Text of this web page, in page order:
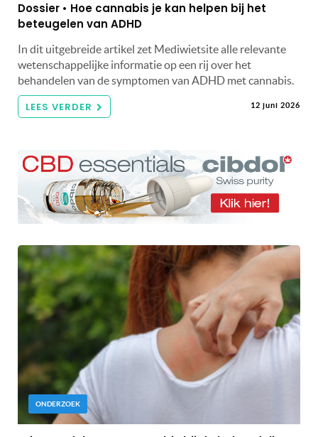
Dossier • Hoe cannabis je kan helpen bij het
beteugelen van ADHD
In dit uitgebreide artikel zet Mediwietsite alle relevante
wetenschappelijke informatie op een rij over het
behandelen van de symptomen van ADHD met cannabis.
LEES VERDER 12 juni 2026
ONDERZOEK